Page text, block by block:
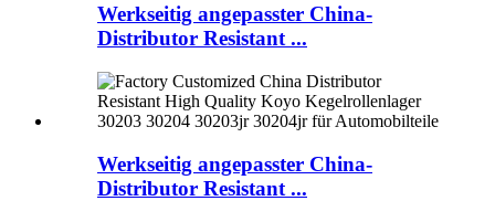
Werkseitig angepasster China-
Distributor Resistant ...
Werkseitig angepasster China-
Distributor Resistant ...